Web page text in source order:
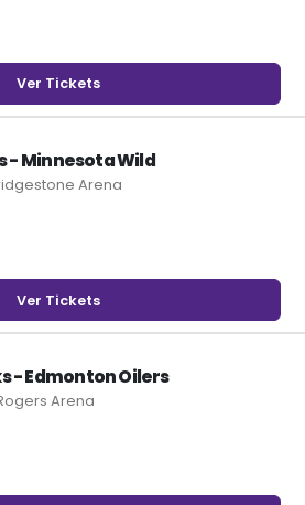
Ver Tickets
- Minnesota Wild
Arena
Ver Tickets
- Edmonton Oilers
Arena